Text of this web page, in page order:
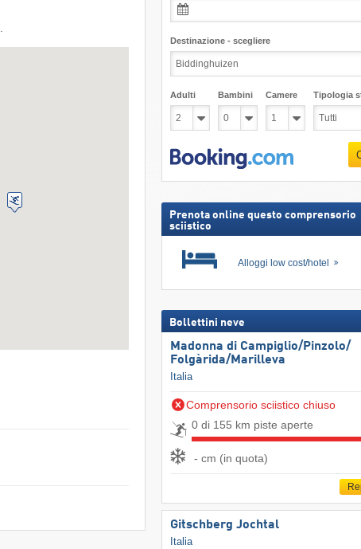
Destinazione - scegliere
Adulti Bambini Camere Tipologia
Prenota online questo comprensorio
sciistico
Alloggi low cost/hotel
Bollettini neve
Madonna di Campiglio/​Pinzolo/​
Folgàrida/​Marilleva
Italia
Comprensorio sciistico chiuso
0 di 155 km piste aperte
- cm (in quota)
Gitschberg Jochtal
Italia